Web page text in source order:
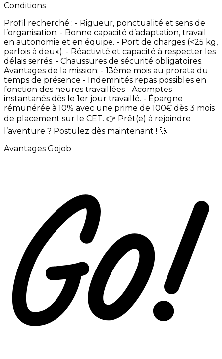
Conditions
Profil recherché : - Rigueur, ponctualité et sens de
l’organisation. - Bonne capacité d’adaptation, travail
en autonomie et en équipe. - Port de charges (<25 kg,
parfois à deux). - Réactivité et capacité à respecter les
délais serrés. - Chaussures de sécurité obligatoires.
Avantages de la mission: - 13ème mois au prorata du
temps de présence - Indemnités repas possibles en
fonction des heures travaillées - Acomptes
instantanés dès le 1er jour travaillé. - Épargne
rémunérée à 10% avec une prime de 100€ dès 3 mois
de placement sur le CET. 👉 Prêt(e) à rejoindre
l’aventure ? Postulez dès maintenant ! 🚀
Avantages Gojob